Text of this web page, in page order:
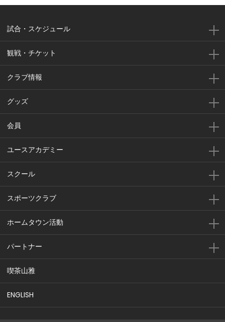
試合・スケジュール
観戦・チケット
クラブ情報
グッズ
会員
ユースアカデミー
スクール
スポーツクラブ
ホームタウン活動
パートナー
喫茶山雅
ENGLISH